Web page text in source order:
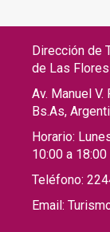
Dirección de
de Las Flores
Av. Manuel
Bs.As,
Horario:
10:00 a 18:00
Teléfono:
Email: